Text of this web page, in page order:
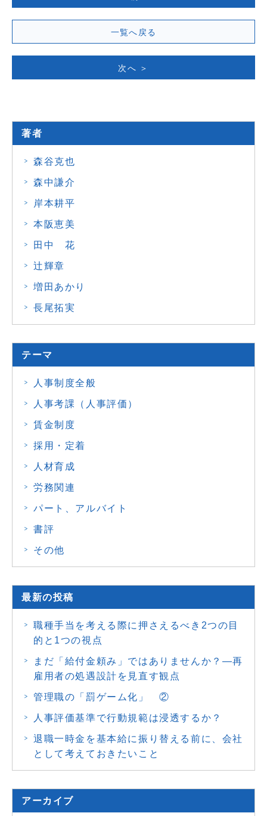
一覧へ戻る
次へ ＞
著者
森谷克也
森中謙介
岸本耕平
本阪恵美
田中 花
辻輝章
増田あかり
長尾拓実
テーマ
人事制度全般
人事考課（人事評価）
賃金制度
採用・定着
人材育成
労務関連
パート、アルバイト
書評
その他
最新の投稿
職種手当を考える際に押さえるべき2つの目
的と1つの視点
まだ「給付金頼み」ではありませんか？―再
雇用者の処遇設計を見直す観点
管理職の「罰ゲーム化」 ②
人事評価基準で行動規範は浸透するか？
退職一時金を基本給に振り替える前に、会社
として考えておきたいこと
アーカイブ